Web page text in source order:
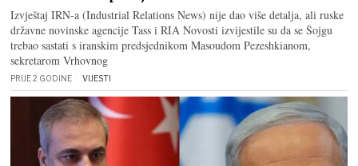
Izvještaj IRN-a (Industrial Relations News) nije dao više detalja, ali ruske
državne novinske agencije Tass i RIA Novosti izvijestile su da se Šojgu
trebao sastati s iranskim predsjednikom Masoudom Pezeshkianom,
sekretarom Vrhovnog
PRIJE 2 GODINE VIJESTI